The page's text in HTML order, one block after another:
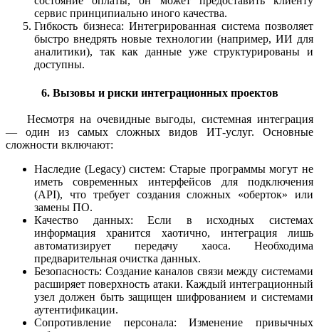
сервис принципиально иного качества.
Гибкость бизнеса: Интегрированная система позволяет
быстро внедрять новые технологии (например, ИИ для
аналитики), так как данные уже структурированы и
доступны.
6. Вызовы и риски интеграционных проектов
Несмотря на очевидные выгоды, системная интеграция
— один из самых сложных видов ИТ-услуг. Основные
сложности включают:
Наследие (Legacy) систем: Старые программы могут не
иметь современных интерфейсов для подключения
(API), что требует создания сложных «оберток» или
замены ПО.
Качество данных: Если в исходных системах
информация хранится хаотично, интеграция лишь
автоматизирует передачу хаоса. Необходима
предварительная очистка данных.
Безопасность: Создание каналов связи между системами
расширяет поверхность атаки. Каждый интеграционный
узел должен быть защищен шифрованием и системами
аутентификации.
Сопротивление персонала: Изменение привычных